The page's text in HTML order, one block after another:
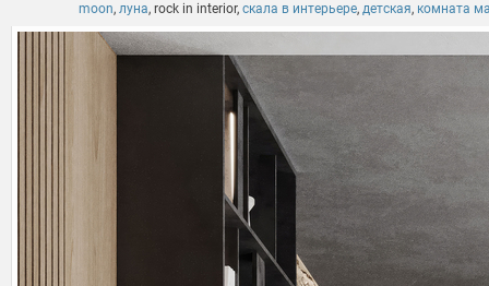
moon, луна, rock in interior, скала в интерьере, детская, комната